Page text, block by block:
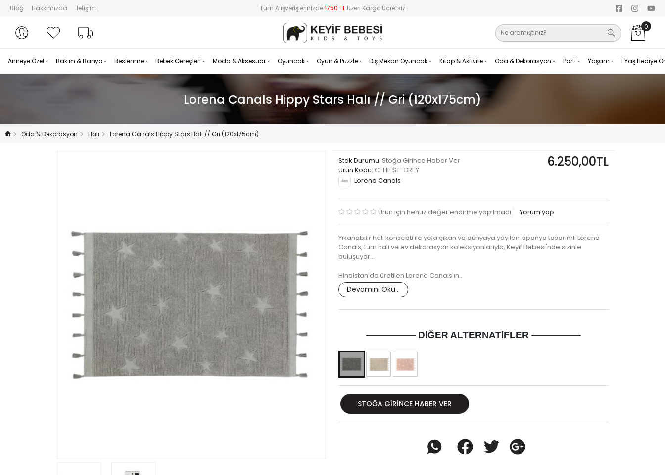
Blog Hakkımızda İletişim Tüm Alışverişlerinizde1750 TL Üzeri Kargo Ücretsiz
Hesabım
Hesabım Favorilerim 0
Anneye Özel Bakım & Banyo Beslenme Bebek Gereçleri Moda & Aksesuar Oyuncak Oyun & Puzzle Dış Mekan Oyuncak Kitap & Aktivite Oda & Dekorasyon Parti Yaşam 1 Yaş Hediye
Lorena Canals Hippy Stars Halı // Gri (120x175cm)
Oda & Dekorasyon Halı Lorena Canals Hippy Stars Halı // Gri (120x175cm)
Stok Durumu: Stoğa Girince Haber Ver
Ürün Kodu: C-HI-ST-GREY
Lorena Canals
6.250,00TL
Ürün için henüz değerlendirme yapılmadı Yorum yap
Yıkanabilir halı konsepti ile yola çıkan ve dünyaya yayılan İspanya tasarımlı Lorena
Canals, tüm halı ve ev dekorasyon koleksiyonlarıyla, Keyif Bebesi'nde sizinle
buluşuyor...
Hindistan'da üretilen Lorena Canals'ın…
Devamını Oku...
DIĞER ALTERNATIFLER
STOĞA GIRINCE HABER VER